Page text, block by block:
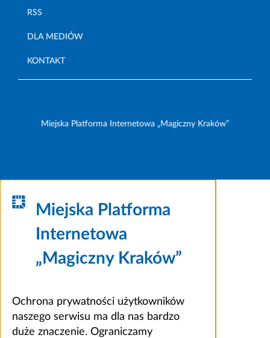
RSS
DLA MEDIÓW
KONTAKT
Miejska Platforma Internetowa „Magiczny Kraków”
Miejska Platforma
Internetowa
„Magiczny Kraków”
Ochrona prywatności użytkowników
naszego serwisu ma dla nas bardzo
duże znaczenie. Ograniczamy